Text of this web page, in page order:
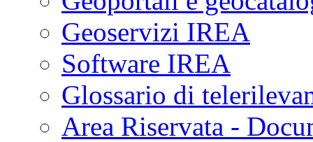
Geoservizi IREA
Software IREA
Glossario di
Area Riservata -